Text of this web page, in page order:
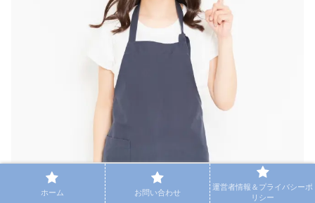
お菓子を抜くことのメリットは、上記の効果と似ています
ホーム お問い合わせ
運営者情報＆プライバシーポ
リシー